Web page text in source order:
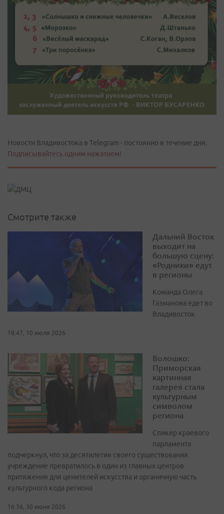
Новости Владивостока в Telegram - постоянно в течение дня.
Подписывайтесь одним нажатием!
Смотрите также
Дальний Восток
выходит на
большую сцену:
«Родники» едут
в регионы
Команда Олега
Газманова едет во
Владивосток
18:47, 10 июля 2026
Волошко:
Приморская
картинная
галерея стала
культурным
символом
региона
Спикер краевого
парламента
подчеркнул, что за десятилетия своего существования
учреждение превратилось в один из главных центров
притяжения для ценителей искусства и органичную часть
культурного кода региона
16:36, 30 июня 2026